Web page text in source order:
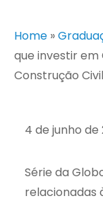
Home »
que investir em
Construção
4 de junho de
Série da
relacionadas